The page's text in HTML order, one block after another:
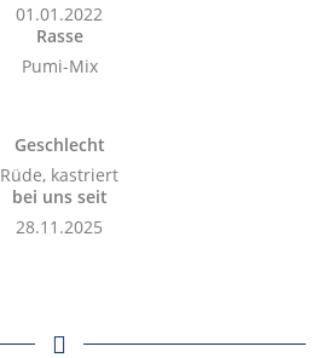
01.01.2022
Rasse
Pumi-Mix
Geschlecht
Rüde, kastriert
bei uns seit
28.11.2025